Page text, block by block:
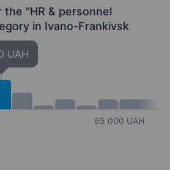
the "HR & personnel
in Ivano-Frankivsk
UAH
65 000 UAH